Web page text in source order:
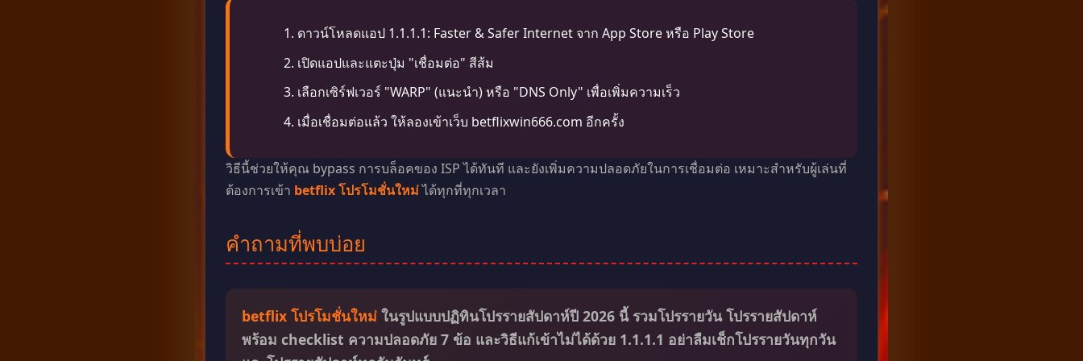
ดาวน์โหลดแอป 1.1.1.1: Faster & Safer Internet จาก App Store หรือ Play Store
เปิดแอปและแตะปุ่ม "เชื่อมต่อ" สีส้ม
เลือกเซิร์ฟเวอร์ "WARP" (แนะนำ) หรือ "DNS Only" เพื่อเพิ่มความเร็ว
เมื่อเชื่อมต่อแล้ว ให้ลองเข้าเว็บ betflixwin666.com อีกครั้ง
วิธีนี้ช่วยให้คุณ bypass การบล็อคของ ISP ได้ทันที และยังเพิ่มความปลอดภัยในการเชื่อมต่อ เหมาะสำหรับผู้เล่นที่
ต้องการเข้า betflix โปรโมชั่นใหม่ได้ทุกที่ทุกเวลา
คำถามที่พบบ่อย
betflix โปรโมชั่นใหม่ ในรูปแบบปฏิทินโปรรายสัปดาห์ปี 2026 นี้ รวมโปรรายวัน โปรรายสัปดาห์
พร้อม checklist ความปลอดภัย 7 ข้อ และวิธีแก้เข้าไม่ได้ด้วย 1.1.1.1 อย่าลืมเช็กโปรรายวันทุกวัน